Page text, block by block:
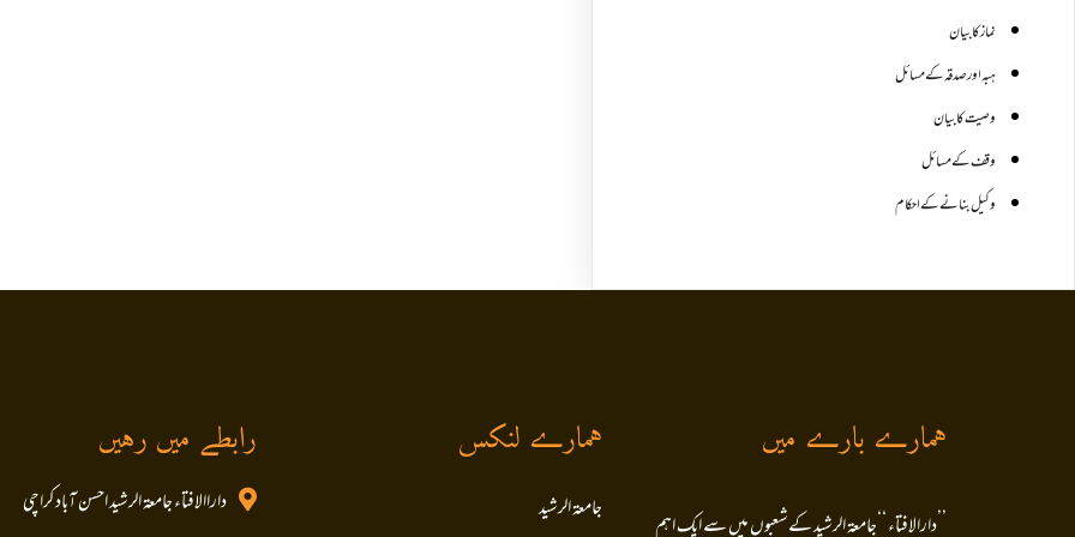
نماز کا بیان
ہبہ اور صدقہ کے مسائل
وصیت کا بیان
وقف کے مسائل
وکیل بنانے کے احکام
ہمارے بارے میں
’’دارالافتاء ‘‘جامعۃ الرشید کےشعبوں میں سے ایک اہم
ہمارے لنکس
جامعۃ الرشید
رابطے میں رہیں
داراالافتاء جامعۃ الرشید احسن آباد کراچی